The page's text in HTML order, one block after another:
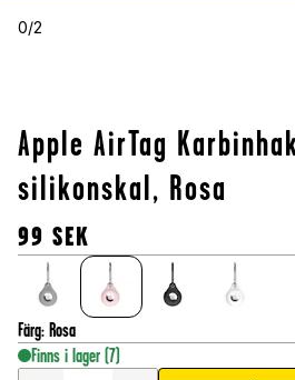
0/2
Apple AirTag
silikonskal, Rosa
99 SEK
Färg: Rosa
Finns i lager (7)